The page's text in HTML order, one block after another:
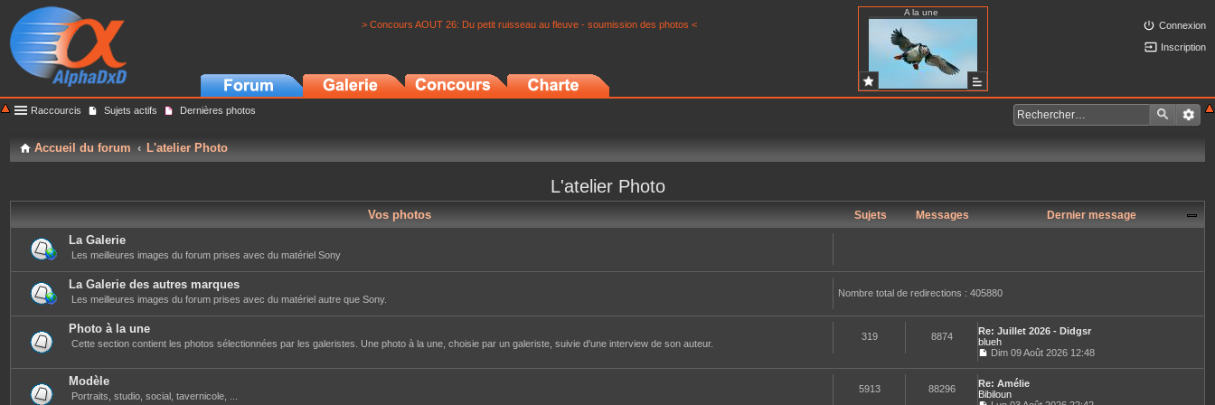
> Concours AOUT 26: Du petit ruisseau au fleuve - soumission des photos <
A la une
Connexion
Inscription
Raccourcis Sujets actifs Dernières photos
Accueil du forum L'atelier Photo
L'atelier Photo
Vos photos Sujets Messages Dernier message
La Galerie
Les meilleures images du forum prises avec du matériel Sony
La Galerie des autres marques
Les meilleures images du forum prises avec du matériel autre que Sony.
Nombre total de redirections : 405880
Photo à la une
Cette section contient les photos sélectionnées par les galeristes. Une photo à la une, choisie par un galeriste, suivie d'une interview de son auteur.
319 8874
Re: Juillet 2026 - Didgsr
blueh
o
n
s
Dim 09 Août 2026 12:48
Modèle
Portraits, studio, social, tavernicole, ...
5913 88296
Re: Amélie
Bibiloun